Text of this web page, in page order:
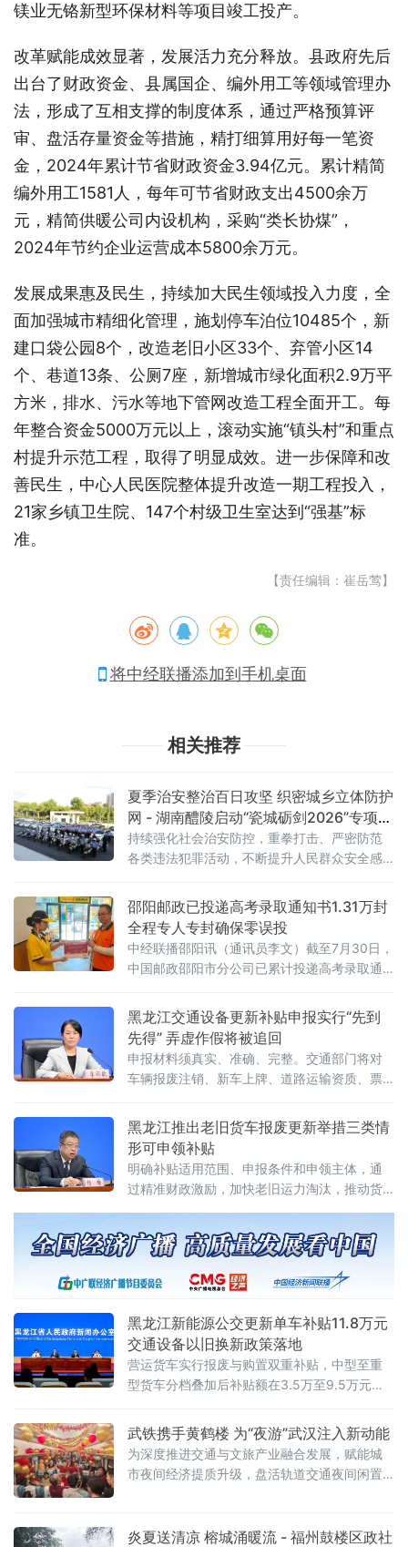
镁业无铬新型环保材料等项目竣工投产。
改革赋能成效显著，发展活力充分释放。县政府先后
出台了财政资金、县属国企、编外用工等领域管理办
法，形成了互相支撑的制度体系，通过严格预算评
审、盘活存量资金等措施，精打细算用好每一笔资
金，2024年累计节省财政资金3.94亿元。累计精简
编外用工1581人，每年可节省财政支出4500余万
元，精简供暖公司内设机构，采购“类长协煤”，
2024年节约企业运营成本5800余万元。
发展成果惠及民生，持续加大民生领域投入力度，全
面加强城市精细化管理，施划停车泊位10485个，新
建口袋公园8个，改造老旧小区33个、弃管小区14
个、巷道13条、公厕7座，新增城市绿化面积2.9万平
方米，排水、污水等地下管网改造工程全面开工。每
年整合资金5000万元以上，滚动实施“镇头村”和重点
村提升示范工程，取得了明显成效。进一步保障和改
善民生，中心人民医院整体提升改造一期工程投入，
21家乡镇卫生院、147个村级卫生室达到“强基”标
准。
【责任编辑：崔岳莺】
将中经联播添加到手机桌面
相关推荐
夏季治安整治百日攻坚 织密城乡立体防护
网 - 湖南醴陵启动“瓷城砺剑2026”专项行
动
持续强化社会治安防控，重拳打击、严密防范
各类违法犯罪活动，不断提升人民群众安全感
2026”专项整治行动，行动时间自8月3日起至
10月30日。
邵阳邮政已投递高考录取通知书1.31万封
全程专人专封确保零误投
中经联播邵阳讯（通讯员李文）截至7月30日，
中国邮政邵阳市分公司已累计投递高考录取通
人、专区、单封、单交操作，确保每一封录取
通知书精准送达。邵阳邮政组建市、县两级专
项工作专班，统筹寄递全流程管理。邮件处理
环节开辟“绿色通道”，录取通知书及学生档案邮
件优先处理、单独封袋，在监控覆盖区域集中
禁上机分拣。末端投递环节实行
黑龙江交通设备更新补贴申报实行“先到
先得” 弄虚作假将被追回
申报材料须真实、准确、完整。交通部门将对
车辆报废注销、新车上牌、道路运输资质、票
伪造材料、套取补贴的行为，将取消申
黑龙江推出老旧货车报废更新举措三类情
形可申领补贴
明确补贴适用范围、申报条件和申领主体，通
过精准财政激励，加快老旧运力淘汰，推动货
厅长、新闻发言人杨楠介绍，开展老旧营运货
车报废更新，是优化货运运力结构、减少尾气
污染、提升道路运输安全水平的重要举措。
2026年黑龙江省货车更新补贴政策延
黑龙江新能源公交更新单车补贴11.8万元
交通设备以旧换新政策落地
营运货车实行报废与购置双重补贴，中型至重
型货车分档叠加后补贴额在3.5万至9.5万元之
旧公交和营运货车安全隐患大、污
武铁携手黄鹤楼 为“夜游”武汉注入新动能
为深度推进交通与文旅产业融合发展，赋能城
市夜间经济提质升级，盘活轨道交通夜间闲置
市黄鹤楼公园管理处，在武汉城市环线5858次
炎夏送清凉 榕城涌暖流 - 福州鼓楼区政社